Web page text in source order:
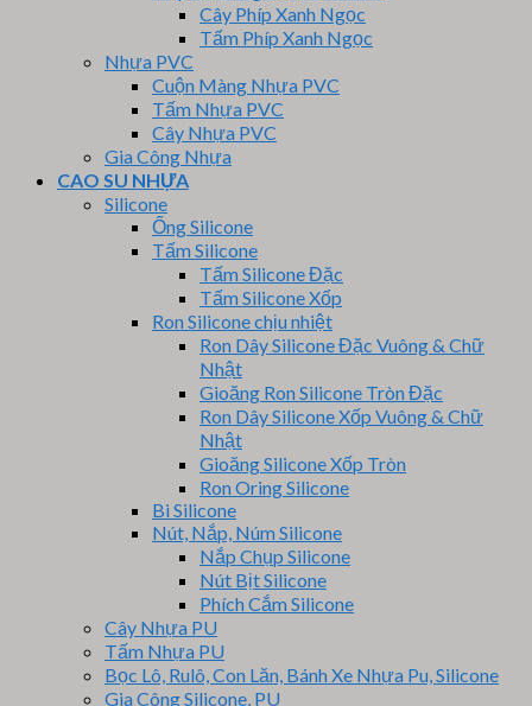
Cây Phíp Xanh Ngọc
Tấm Phíp Xanh Ngọc
Nhựa PVC
Cuộn Màng Nhựa PVC
Tấm Nhựa PVC
Cây Nhựa PVC
Gia Công Nhựa
CAO SU NHỰA
Silicone
Ống Silicone
Tấm Silicone
Tấm Silicone Đặc
Tấm Silicone Xốp
Ron Silicone chịu nhiệt
Ron Dây Silicone Đặc Vuông & Chữ
Nhật
Gioăng Ron Silicone Tròn Đặc
Ron Dây Silicone Xốp Vuông & Chữ
Nhật
Gioăng Silicone Xốp Tròn
Ron Oring Silicone
Bi Silicone
Nút, Nắp, Núm Silicone
Nắp Chụp Silicone
Nút Bịt Silicone
Phích Cắm Silicone
Cây Nhựa PU
Tấm Nhựa PU
Bọc Lô, Rulô, Con Lăn, Bánh Xe Nhựa Pu, Silicone
Gia Công Silicone, PU